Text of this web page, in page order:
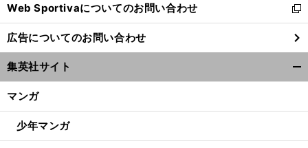
く
Web Sportivaについてのお問い合わせ
新
し
い
ウ
ィ
ン
ウ
開
広告についてのお問い合わせ
集英社サイト
マンガ
少年マンガ